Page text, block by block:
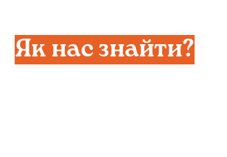
Як нас знайти?